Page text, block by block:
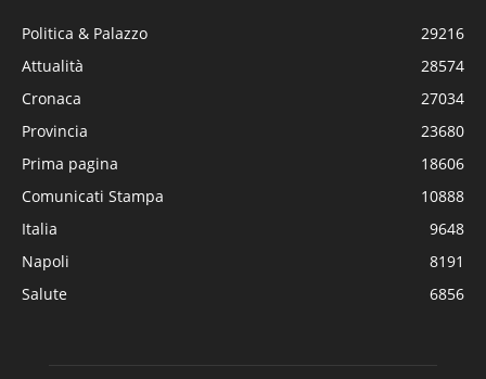
Politica & Palazzo
29216
Attualità
28574
Cronaca
27034
Provincia
23680
Prima pagina
18606
Comunicati Stampa
10888
Italia
9648
Napoli
8191
Salute
6856